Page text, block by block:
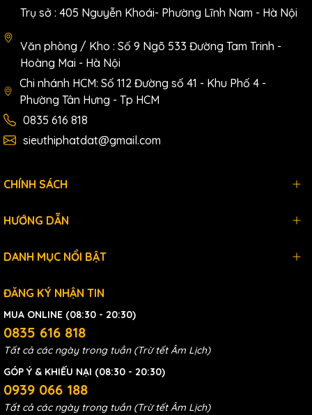
Trụ sở : 405 Nguyễn Khoái- Phường Lĩnh Nam - Hà Nội
Văn phòng / Kho : Số 9 Ngõ 533 Đường Tam Trinh -
Hoàng Mai - Hà Nội
Chi nhánh HCM: Số 112 Đường số 41 - Khu Phố 4 -
Phường Tân Hưng - Tp HCM
0835 616 818
sieuthiphatdat@gmail.com
CHÍNH SÁCH
HƯỚNG DẪN
DANH MỤC NỔI BẬT
ĐĂNG KÝ NHẬN TIN
MUA ONLINE (08:30 - 20:30)
0835 616 818
Tất cả các ngày trong tuần (Trừ tết Âm Lịch)
GÓP Ý & KHIẾU NẠI (08:30 - 20:30)
0939 066 188
Tất cả các ngày trong tuần (Trừ tết Âm Lịch)